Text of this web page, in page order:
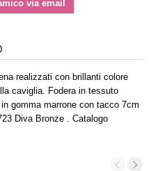
realizzati con brillanti colore
caviglia. Fodera in tessuto
gomma marrone con tacco 7cm
Diva Bronze . Catalogo